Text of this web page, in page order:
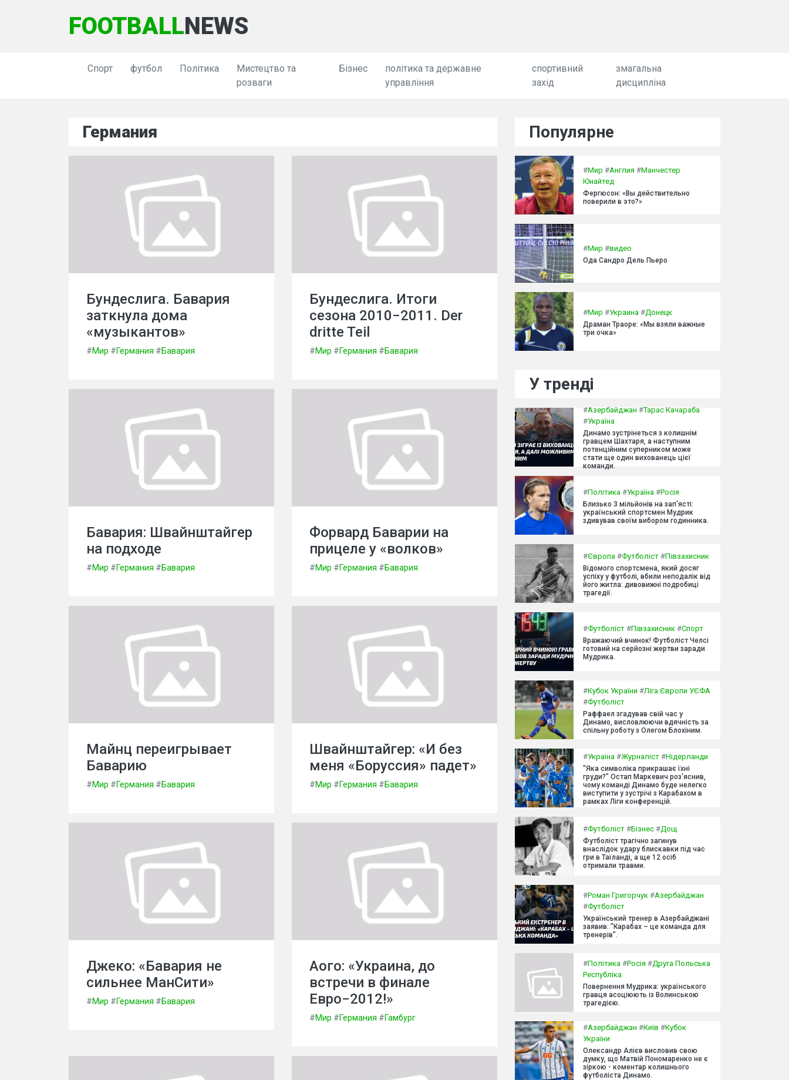
FOOTBALLNEWS
Спорт футбол Політика
Мистецтво та
розваги
Бізнес
політика та державне
управління
спортивний
захід
змагальна
дисципліна
Германия
Бундеслига. Бавария
заткнула дома
«музыкантов»
#Мир #Германия #Бавария
Бундеслига. Итоги
сезона 2010−2011. Der
dritte Teil
#Мир #Германия #Бавария
Бавария: Швайнштайгер
на подходе
#Мир #Германия #Бавария
Форвард Баварии на
прицеле у «волков»
#Мир #Германия #Бавария
Майнц переигрывает
Баварию
#Мир #Германия #Бавария
Швайнштайгер: «И без
меня «Боруссия» падет»
#Мир #Германия #Бавария
Джеко: «Бавария не
сильнее МанСити»
#Мир #Германия #Бавария
Аого: «Украина, до
встречи в финале
Евро−2012!»
#Мир #Германия #Гамбург
Популярне
#Мир #Англия #Манчестер
Юнайтед
Фергюсон: «Вы действительно
поверили в это?»
#Мир #видео
Ода Сандро Дель Пьеро
#Мир #Украина #Донецк
Драман Траоре: «Мы взяли важные
три очка»
У тренді
#Азербайджан #Тарас Качараба
#Україна
Динамо зустрінеться з колишнім
гравцем Шахтаря, а наступним
потенційним суперником може
стати ще один вихованець цієї
команди.
#Політика #Україна #Росія
Близько 3 мільйонів на зап'ясті:
український спортсмен Мудрик
здивував своїм вибором годинника.
#Європа #Футболіст #Півзахисник
Відомого спортсмена, який досяг
успіху у футболі, вбили неподалік від
його житла: дивовижні подробиці
трагедії.
#Футболіст #Півзахисник #Спорт
Вражаючий вчинок! Футболіст Челсі
готовий на серйозні жертви заради
Мудрика.
#Кубок України #Ліга Європи УЄФА
#Футболіст
Раффаел згадував свій час у
Динамо, висловлюючи вдячність за
спільну роботу з Олегом Блохіним.
#Україна #Журналіст #Нідерланди
"Яка символіка прикрашає їхні
груди?" Остап Маркевич роз'яснив,
чому команді Динамо буде нелегко
виступити у зустрічі з Карабахом в
рамках Ліги конференцій.
#Футболіст #Бізнес #Дощ
Футболіст трагічно загинув
внаслідок удару блискавки під час
гри в Таїланді, а ще 12 осіб
отримали травми.
#Роман Григорчук #Азербайджан
#Футболіст
Український тренер в Азербайджані
заявив: "Карабах – це команда для
тренерів".
#Політика #Росія #Друга Польська
Республіка
Повернення Мудрика: українського
гравця асоціюють із Волинською
трагедією.
#Азербайджан #Київ #Кубок
України
Олександр Алієв висловив свою
думку, що Матвій Пономаренко не є
зіркою - коментар колишнього
футболіста Динамо.